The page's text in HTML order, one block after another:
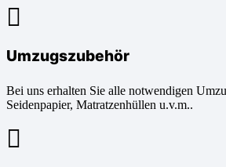
Umzugszubehör
Bei uns erhalten Sie alle notwendigen
Seidenpapier, Matratzenhüllen u.v.m..